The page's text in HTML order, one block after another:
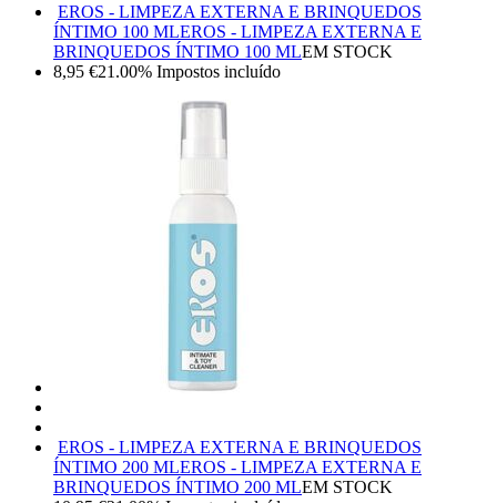
EROS - LIMPEZA EXTERNA E BRINQUEDOS
ÍNTIMO 100 MLEROS - LIMPEZA EXTERNA E
BRINQUEDOS ÍNTIMO 100 MLEM STOCK
8,95 €21.00% Impostos incluído
EROS - LIMPEZA EXTERNA E BRINQUEDOS
ÍNTIMO 200 MLEROS - LIMPEZA EXTERNA E
BRINQUEDOS ÍNTIMO 200 MLEM STOCK